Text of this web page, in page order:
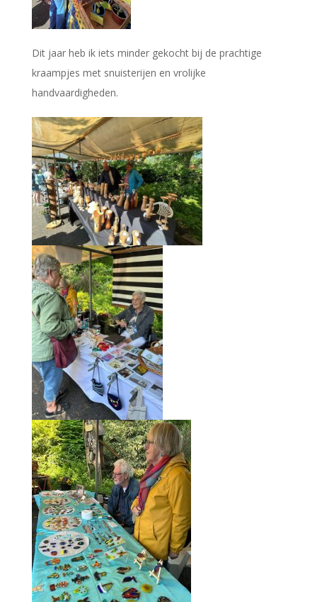
Dit jaar heb ik iets minder gekocht bij de prachtige
kraampjes met snuisterijen en vrolijke
handvaardigheden.